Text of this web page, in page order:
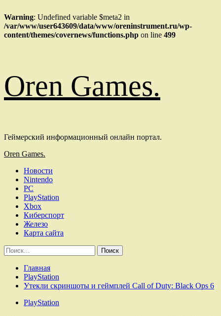
Warning: Undefined variable $meta2 in
/var/www/user643609/data/www/oreninstrument.ru/wp-
content/themes/covernews/functions.php on line 499
к
содержимому
Oren Games.
Геймерский информационный онлайн портал.
Основное
Oren Games.
Новости
Nintendo
PC
PlayStation
Xbox
Киберспорт
Железо
Карта сайта
Найти:
Главная
PlayStation
Утекли скриншоты и геймплей Call of Duty: Black Ops 6
PlayStation